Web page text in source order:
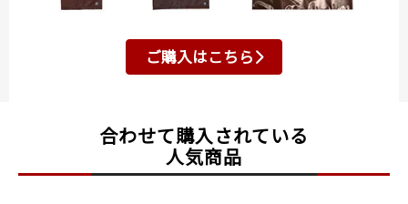
ご購入はこちら
合わせて購入されている
人気商品